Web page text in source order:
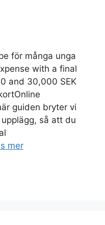
för många unga
with a final
and 30,000 SEK
guiden bryter vi
så att du
mer